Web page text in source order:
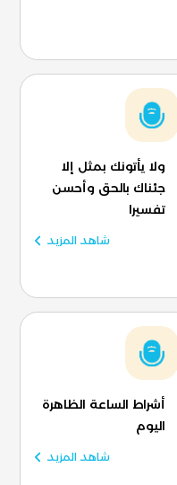
ولا يأتونك بمثل إلا
جئناك بالحق وأحسن
تفسيرا
شاهد المزيد
أشراط الساعة الظاهرة
اليوم
شاهد المزيد